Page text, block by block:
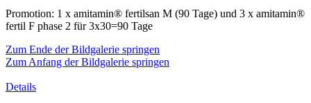
Promotion: 1 x amitamin® fertilsan M (90 Tage) und 3 x amitamin®
fertil F phase 2 für 3x30=90 Tage
Zum Ende der Bildgalerie springen
Zum Anfang der Bildgalerie springen
Details